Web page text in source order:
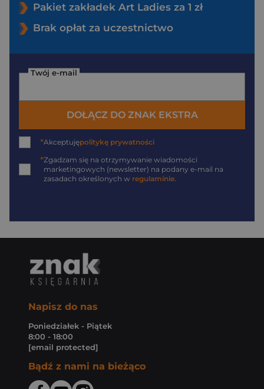
Pakiet zakładek Art Ladies za 1 zł
Brak opłat za uczestnictwo
Twój e-mail
DOŁĄCZ DO ZNAK EKSTRA
*Akceptujępolitykę prywatności
*Zgadzam się na otrzymywanie wiadomości
marketingowych (newsletter) na podany e-mail na
zasadach określonych w regulaminie
Napisz do nas
Poniedziałek - Piątek
8:00 - 18:00
[email protected]
Bądź z nami na bieżąco